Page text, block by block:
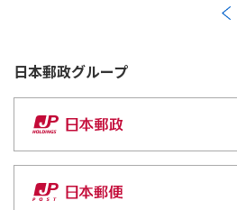
日本郵政グループ